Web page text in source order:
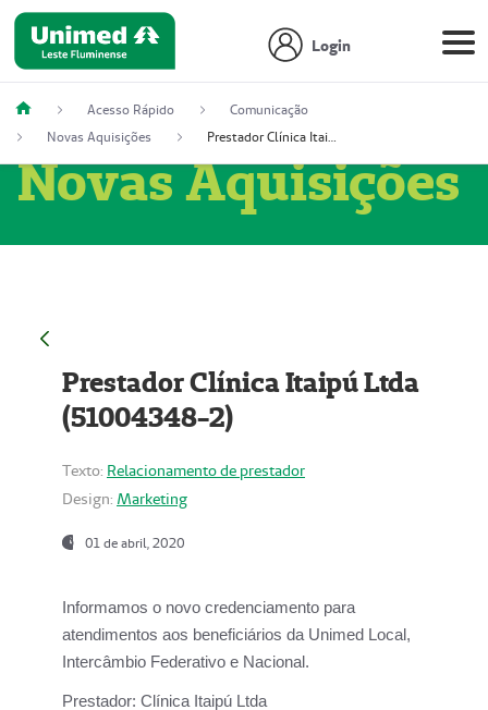
Login
Acesso Rápido
Comunicação
Novas Aquisições
Prestador Clínica Itaipú Ltda (51004348-2)
Novas Aquisições
Prestador Clínica Itaipú Ltda
(51004348-2)
Texto: Relacionamento de prestador
Design: Marketing
01 de abril, 2020
Informamos o novo credenciamento para
atendimentos aos beneficiários da Unimed Local,
Intercâmbio Federativo e Nacional.
Prestador: Clínica Itaipú Ltda